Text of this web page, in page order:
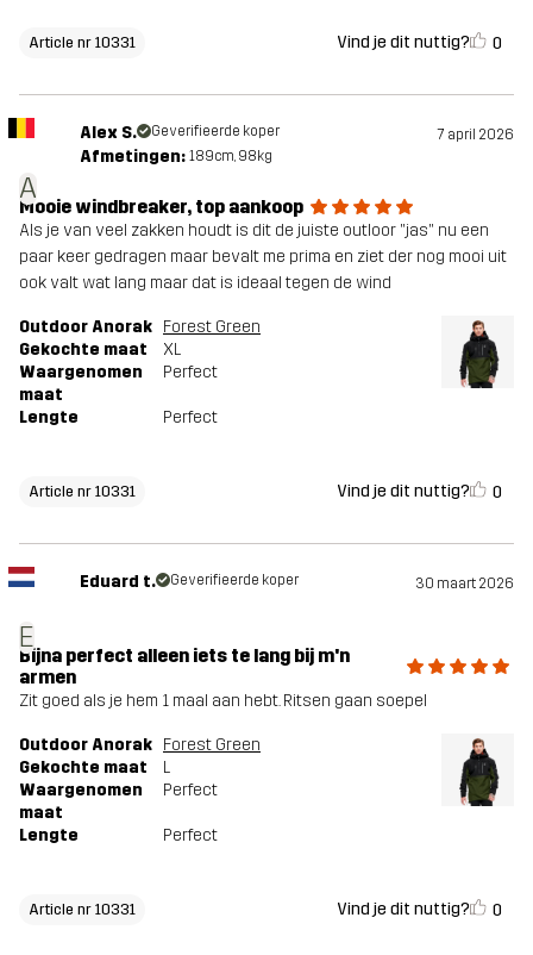
Article nr 10331 Vind je dit nuttig? 0
A
Alex S. Geverifieerde koper 7 april 2026
Afmetingen: 189cm, 98kg
Mooie windbreaker, top aankoop
Als je van veel zakken houdt is dit de juiste outloor "jas" nu een
paar keer gedragen maar bevalt me prima en ziet der nog mooi uit
ook valt wat lang maar dat is ideaal tegen de wind
Outdoor Anorak Forest Green
Gekochte maat
XL
Waargenomen
maat
Perfect
Lengte Perfect
Article nr 10331 Vind je dit nuttig? 0
E
Eduard t. Geverifieerde koper 30 maart 2026
Bijna perfect alleen iets te lang bij m'n
armen
Zit goed als je hem 1 maal aan hebt. Ritsen gaan soepel
Outdoor Anorak Forest Green
Gekochte maat
L
Waargenomen
maat
Perfect
Lengte Perfect
Article nr 10331 Vind je dit nuttig? 0